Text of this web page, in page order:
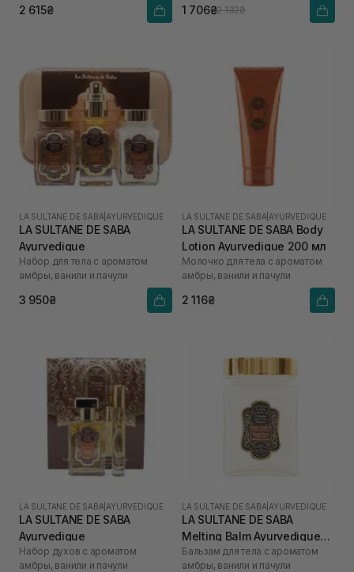
2 615₴ 1 706₴2 132₴
LA SULTANE DE SABA AYURVEDIQUE
LA SULTANE DE SABA
Ayurvedique
Набор для тела с ароматом
амбры, ванили и пачули
3 950₴
LA SULTANE DE SABA AYURVEDIQUE
LA SULTANE DE SABA Body
Lotion Ayurvedique 200 мл
Молочко для тела с ароматом
амбры, ванили и пачули
2 116₴
LA SULTANE DE SABA AYURVEDIQUE
LA SULTANE DE SABA
Ayurvedique
Набор духов с ароматом
амбры, ванили и пачули
LA SULTANE DE SABA AYURVEDIQUE
LA SULTANE DE SABA
Melting Balm Ayurvedique
300 мл
Бальзам для тела с ароматом
амбры, ванили и пачули